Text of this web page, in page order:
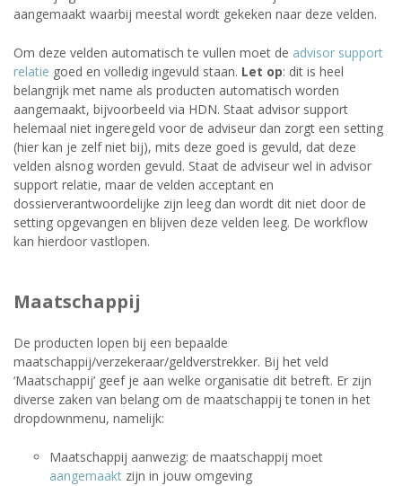
aangemaakt waarbij meestal wordt gekeken naar deze velden.
Om deze velden automatisch te vullen moet de advisor support
relatie goed en volledig ingevuld staan. Let op: dit is heel
belangrijk met name als producten automatisch worden
aangemaakt, bijvoorbeeld via HDN. Staat advisor support
helemaal niet ingeregeld voor de adviseur dan zorgt een setting
(hier kan je zelf niet bij), mits deze goed is gevuld, dat deze
velden alsnog worden gevuld. Staat de adviseur wel in advisor
support relatie, maar de velden acceptant en
dossierverantwoordelijke zijn leeg dan wordt dit niet door de
setting opgevangen en blijven deze velden leeg. De workflow
kan hierdoor vastlopen.
Maatschappij
De producten lopen bij een bepaalde
maatschappij/verzekeraar/geldverstrekker. Bij het veld
‘Maatschappij’ geef je aan welke organisatie dit betreft. Er zijn
diverse zaken van belang om de maatschappij te tonen in het
dropdownmenu, namelijk:
Maatschappij aanwezig: de maatschappij moet
aangemaakt zijn in jouw omgeving